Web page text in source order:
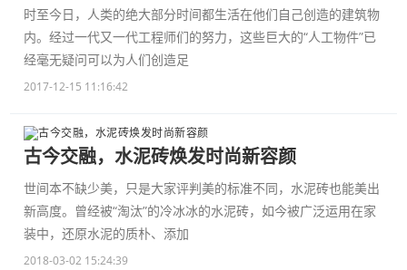
时至今日，人类的绝大部分时间都生活在他们自己创造的建筑物
内。经过一代又一代工程师们的努力，这些巨大的“人工物件”已
经毫无疑问可以为人们创造足
2017-12-15 11:16:42
古今交融，水泥砖焕发时尚新容颜
世间本不缺少美，只是大家评判美的标准不同，水泥砖也能美出
新高度。曾经被“淘汰”的冷冰冰的水泥砖，如今被广泛运用在家
装中，还原水泥的质朴、添加
2018-03-02 15:24:39